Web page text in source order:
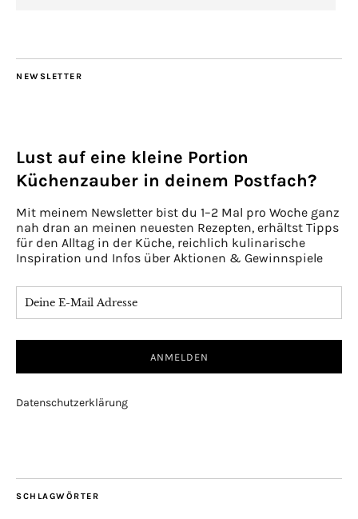
NEWSLETTER
Lust auf eine kleine Portion
Küchenzauber in deinem Postfach?
Mit meinem Newsletter bist du 1–2 Mal pro Woche ganz
nah dran an meinen neuesten Rezepten, erhältst Tipps
für den Alltag in der Küche, reichlich kulinarische
Inspiration und Infos über Aktionen & Gewinnspiele
Datenschutzerklärung
SCHLAGWÖRTER